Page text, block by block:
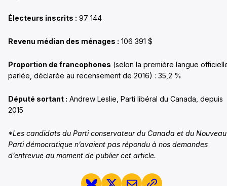
Électeurs inscrits : 97 144
Revenu médian des ménages : 106 391 $
Proportion de francophones (selon la première langue
parlée, déclarée au recensement de 2016) : 35,2 %
Député sortant : Andrew Leslie, Parti libéral du Canada, depuis
2015
*Les candidats du Parti conservateur du Canada et du Nouveau
Parti démocratique n’avaient pas répondu à nos demandes
d’entrevue au moment de publier cet article.